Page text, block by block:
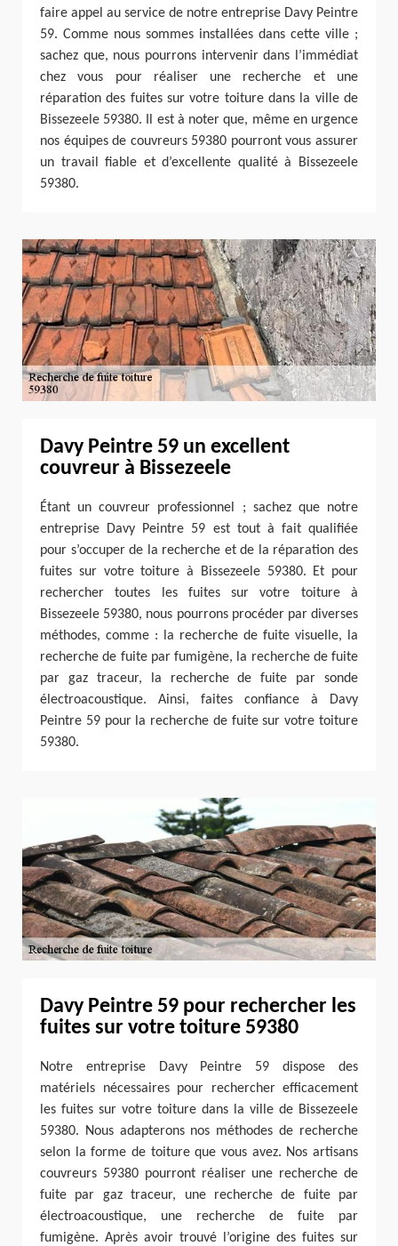
faire appel au service de notre entreprise Davy Peintre
59. Comme nous sommes installées dans cette ville ;
sachez que, nous pourrons intervenir dans l’immédiat
chez vous pour réaliser une recherche et une
réparation des fuites sur votre toiture dans la ville de
Bissezeele 59380. Il est à noter que, même en urgence
nos équipes de couvreurs 59380 pourront vous assurer
un travail fiable et d’excellente qualité à Bissezeele
59380.
Davy Peintre 59 un excellent
couvreur à Bissezeele
Étant un couvreur professionnel ; sachez que notre
entreprise Davy Peintre 59 est tout à fait qualifiée
pour s’occuper de la recherche et de la réparation des
fuites sur votre toiture à Bissezeele 59380. Et pour
rechercher toutes les fuites sur votre toiture à
Bissezeele 59380, nous pourrons procéder par diverses
méthodes, comme : la recherche de fuite visuelle, la
recherche de fuite par fumigène, la recherche de fuite
par gaz traceur, la recherche de fuite par sonde
électroacoustique. Ainsi, faites confiance à Davy
Peintre 59 pour la recherche de fuite sur votre toiture
59380.
Davy Peintre 59 pour rechercher les
fuites sur votre toiture 59380
Notre entreprise Davy Peintre 59 dispose des
matériels nécessaires pour rechercher efficacement
les fuites sur votre toiture dans la ville de Bissezeele
59380. Nous adapterons nos méthodes de recherche
selon la forme de toiture que vous avez. Nos artisans
couvreurs 59380 pourront réaliser une recherche de
fuite par gaz traceur, une recherche de fuite par
électroacoustique, une recherche de fuite par
fumigène. Après avoir trouvé l’origine des fuites sur